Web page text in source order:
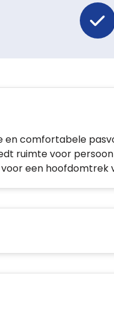
en comfortabele
ruimte voor
een